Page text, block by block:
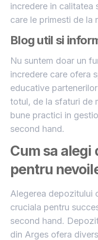
incredere in calitatea
care le primesti de la
Blog util si
Nu suntem doar un
incredere care ofera
educative
totul, de la sfaturi de
bune practici in
second hand.
Cum sa
pentru
Alegerea depozitului
cruciala pentru
second hand.
din Arges ofera